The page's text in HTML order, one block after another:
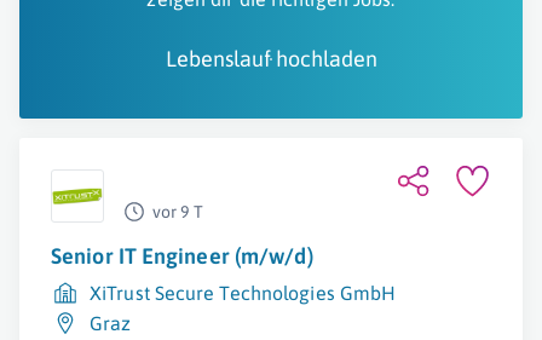
Lebenslauf hochladen
vor 9 T
Senior IT Engineer (m/w/d)
XiTrust Secure Technologies GmbH
Graz